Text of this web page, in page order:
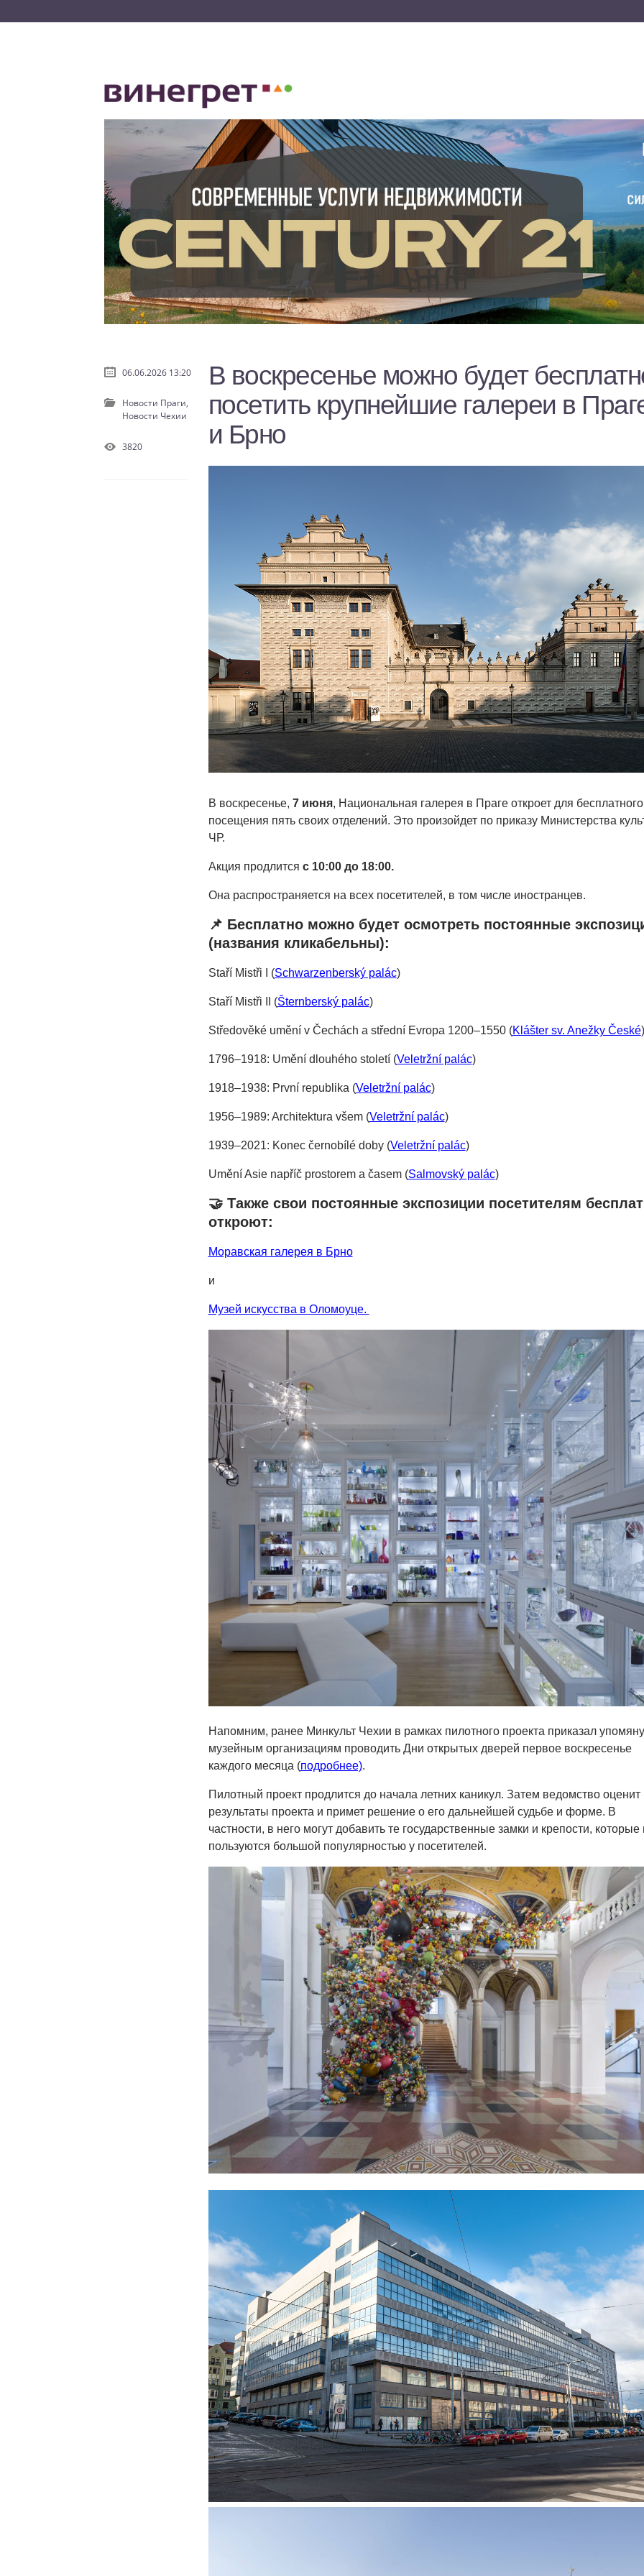
В воскресенье можно будет
посетить крупнейшие галереи в
и Брно
В воскресенье, 7 июня, Национальная галерея в Праге откроет для бесплатного
посещения пять своих отделений. Это произойдет по приказу Министерства
ЧР.
Акция продлится с 10:00 до 18:00.
Она распространяется на всех посетителей, в том числе иностранцев.
📌 Бесплатно можно будет осмотреть постоянные
(названия кликабельны):
Staří Mistři I (Schwarzenberský palác)
Staří Mistři II (Šternberský palác)
Středověké umění v Čechách a střední Evropa 1200⁠–⁠1550 (Klášter sv. Anežky České)
1796⁠–⁠1918: Umění dlouhého století (Veletržní palác)
1918⁠–⁠1938: První republika (Veletržní palác)
1956–1989: Architektura všem (Veletržní palác)
1939–2021: Konec černobílé doby (Veletržní palác)
Umění Asie napříč prostorem a časem (Salmovský palác)
🤝 Также свои постоянные экспозиции посетителям
откроют:
Моравская галерея в Брно
и
Музей искусства в Оломоуце.
Напомним, ранее Минкульт Чехии в рамках пилотного проекта приказал
музейным организациям проводить Дни открытых дверей первое воскресенье
каждого месяца (подробнее).
Пилотный проект продлится до начала летних каникул. Затем ведомство оценит
результаты проекта и примет решение о его дальнейшей судьбе и форме. В
частности, в него могут добавить те государственные замки и крепости, которые
пользуются большой популярностью у посетителей.
06.06.2026 13:20
Новости Праги,
Новости Чехии
3820